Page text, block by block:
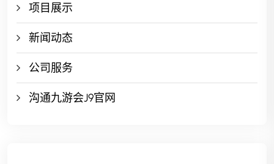
项目展示
新闻动态
公司服务
沟通九游会J9官网